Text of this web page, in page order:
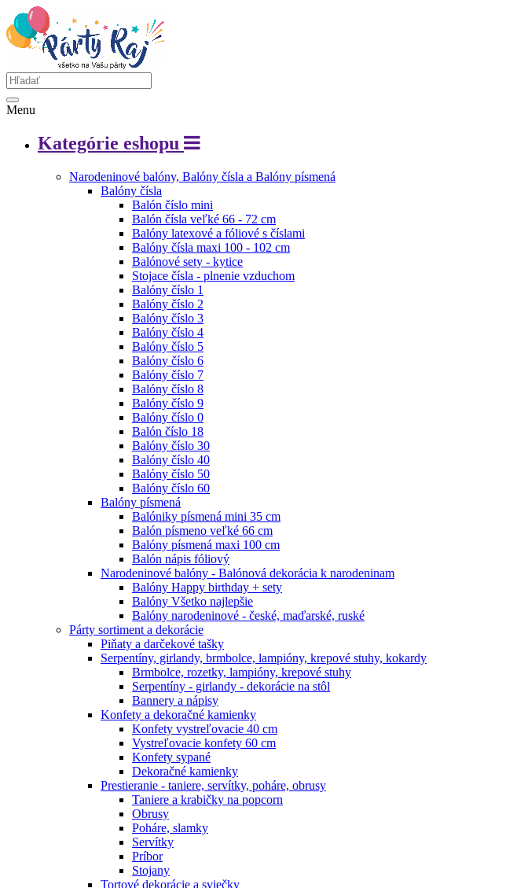
Menu
Kategórie eshopu
Narodeninové balóny, Balóny čísla a Balóny písmená
Balóny čísla
Balón číslo mini
Balón čísla veľké 66 - 72 cm
Balóny latexové a fóliové s číslami
Balóny čísla maxi 100 - 102 cm
Balónové sety - kytice
Stojace čísla - plnenie vzduchom
Balóny číslo 1
Balóny číslo 2
Balóny číslo 3
Balóny číslo 4
Balóny číslo 5
Balóny číslo 6
Balóny číslo 7
Balóny číslo 8
Balóny číslo 9
Balóny číslo 0
Balón číslo 18
Balóny číslo 30
Balóny číslo 40
Balóny číslo 50
Balóny číslo 60
Balóny písmená
Balóniky písmená mini 35 cm
Balón písmeno veľké 66 cm
Balóny písmená maxi 100 cm
Balón nápis fóliový
Narodeninové balóny - Balónová dekorácia k narodeninam
Balóny Happy birthday + sety
Balóny Všetko najlepšie
Balóny narodeninové - české, maďarské, ruské
Párty sortiment a dekorácie
Piňaty a darčekové tašky
Serpentíny, girlandy, brmbolce, lampióny, krepové stuhy, kokardy
Brmbolce, rozetky, lampióny, krepové stuhy
Serpentíny - girlandy - dekorácie na stôl
Bannery a nápisy
Konfety a dekoračné kamienky
Konfety vystreľovacie 40 cm
Vystreľovacie konfety 60 cm
Konfety sypané
Dekoračné kamienky
Prestieranie - taniere, servítky, poháre, obrusy
Taniere a krabičky na popcorn
Obrusy
Poháre, slamky
Servítky
Príbor
Stojany
Tortové dekorácie a sviečky